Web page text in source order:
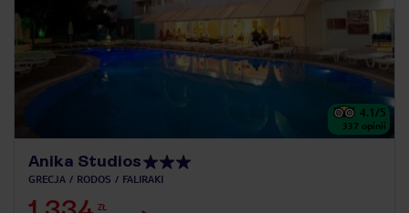
4.1/5
337 opinii
Anika Studios
GRECJA RODOS FALIRAKI
ZŁ